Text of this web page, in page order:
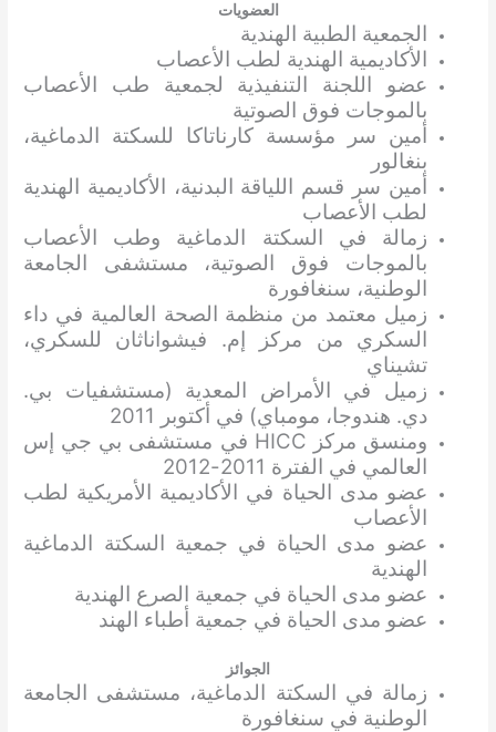
العضويات
الجمعية الطبية الهندية
الأكاديمية الهندية لطب الأعصاب
عضو اللجنة التنفيذية لجمعية طب الأعصاب
بالموجات فوق الصوتية
أمين سر مؤسسة كارناتاكا للسكتة الدماغية،
بنغالور
أمين سر قسم اللياقة البدنية، الأكاديمية الهندية
لطب الأعصاب
زمالة في السكتة الدماغية وطب الأعصاب
بالموجات فوق الصوتية، مستشفى الجامعة
الوطنية، سنغافورة
زميل معتمد من منظمة الصحة العالمية في داء
السكري من مركز إم. فيشواناثان للسكري،
تشيناي
زميل في الأمراض المعدية (مستشفيات بي.
دي. هندوجا، مومباي) في أكتوبر 2011
ومنسق مركز HICC في مستشفى بي جي إس
العالمي في الفترة 2011-2012
عضو مدى الحياة في الأكاديمية الأمريكية لطب
الأعصاب
عضو مدى الحياة في جمعية السكتة الدماغية
الهندية
عضو مدى الحياة في جمعية الصرع الهندية
عضو مدى الحياة في جمعية أطباء الهند
الجوائز
زمالة في السكتة الدماغية، مستشفى الجامعة
الوطنية في سنغافورة